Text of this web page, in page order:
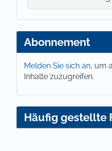
Abonnement
Melden Sie sich an, um
Inhalte zuzugreifen.
Häufig gestellte